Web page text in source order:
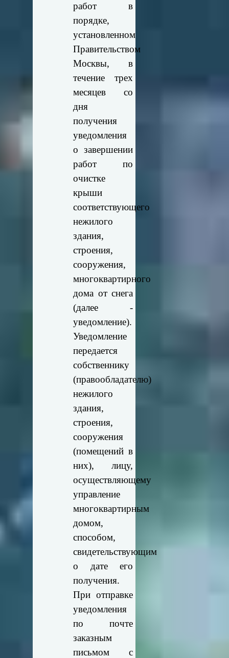
работ в
порядке,
установленном
Правительством
Москвы, в
течение трех
месяцев со
дня
получения
уведомления
о завершении
работ по
очистке
крыши
соответствующего
нежилого
здания,
строения,
сооружения,
многоквартирного
дома от снега
(далее -
уведомление).
Уведомление
передается
собственнику
(правообладателю)
нежилого
здания,
строения,
сооружения
(помещений в
них), лицу,
осуществляющему
управление
многоквартирным
домом,
способом,
свидетельствующим
о дате его
получения.
При отправке
уведомления
по почте
заказным
письмом с